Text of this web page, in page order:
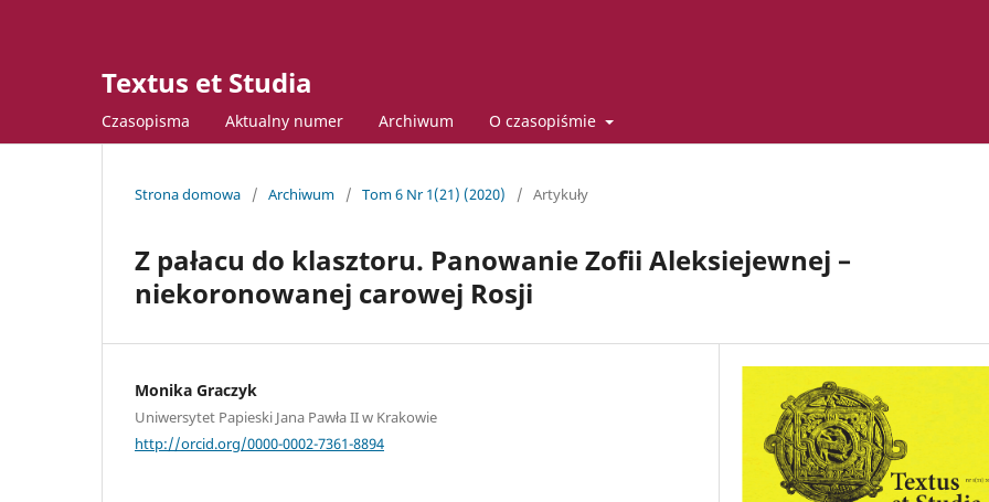
Textus et Studia
Czasopisma Aktualny numer Archiwum O czasopiśmie
Strona domowa / Archiwum / Tom 6 Nr 1(21) (2020) / Artykuły
Z pałacu do klasztoru. Panowanie Zofii Aleksiejewnej –
niekoronowanej carowej Rosji
Monika Graczyk
Uniwersytet Papieski Jana Pawła II w Krakowie
http://orcid.org/0000-0002-7361-8894